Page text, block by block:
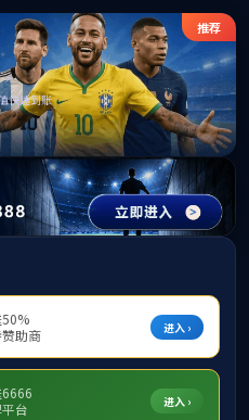
)-唯一官方网站
p/294757找不到对应的栏目！
关闭此页